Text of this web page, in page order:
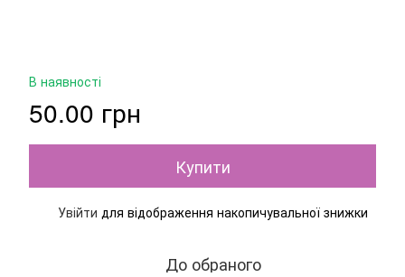
В наявності
50.00 грн
Купити
Увійти для відображення накопичувальної знижки
До обраного